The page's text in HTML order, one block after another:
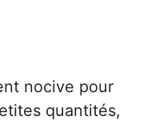
nocive pour
quantités,